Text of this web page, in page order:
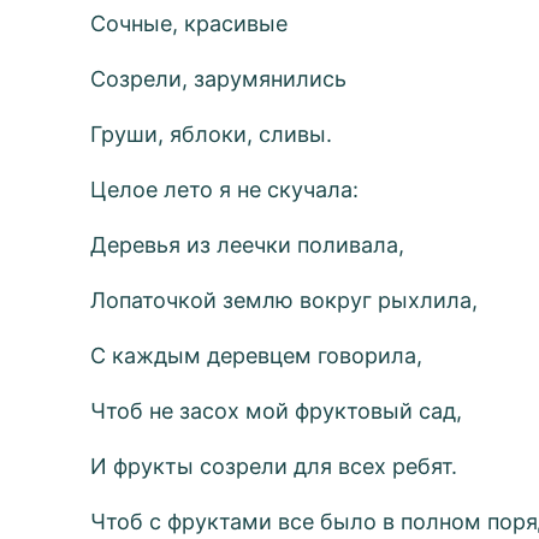
Сочные, красивые
Созрели, зарумянились
Груши, яблоки, сливы.
Целое лето я не скучала:
Деревья из леечки поливала,
Лопаточкой землю вокруг рыхлила,
С каждым деревцем говорила,
Чтоб не засох мой фруктовый сад,
И фрукты созрели для всех ребят.
Чтоб с фруктами все было в полном